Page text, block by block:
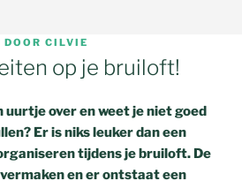
DOOR CILVIE
op je bruiloft!
uurtje over en weet je niet goed
Er is niks leuker dan een
tijdens je bruiloft. De
en er ontstaat een